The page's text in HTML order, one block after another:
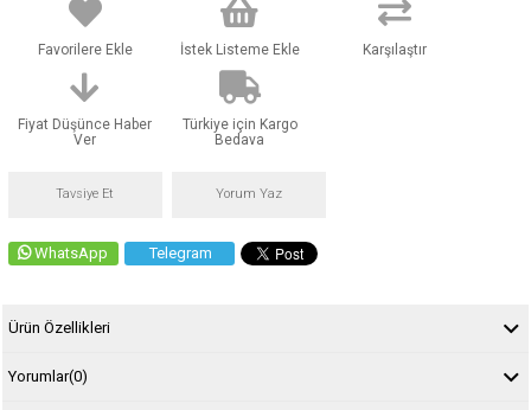
Favorilere Ekle İstek Listeme Ekle Karşılaştır
Fiyat Düşünce Haber
Ver
Türkiye için Kargo
Bedava
Tavsiye Et Yorum Yaz
WhatsApp Telegram
Ürün Özellikleri
Yorumlar(0)